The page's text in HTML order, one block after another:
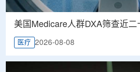
美国Medicare人群DXA筛查近二
医疗 2026-08-08